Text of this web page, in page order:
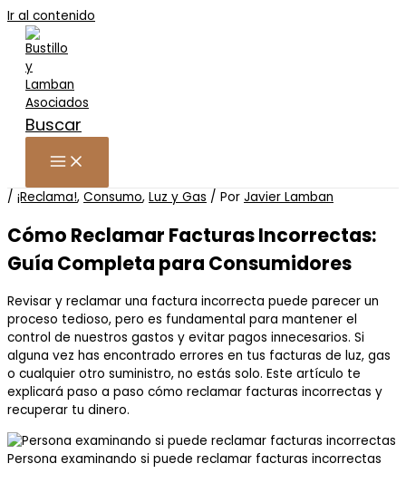
Ir al contenido
Buscar
/ ¡Reclama!, Consumo, Luz y Gas / Por Javier Lamban
Cómo Reclamar Facturas Incorrectas:
Guía Completa para Consumidores
Revisar y reclamar una factura incorrecta puede parecer un
proceso tedioso, pero es fundamental para mantener el
control de nuestros gastos y evitar pagos innecesarios. Si
alguna vez has encontrado errores en tus facturas de luz, gas
o cualquier otro suministro, no estás solo. Este artículo te
explicará paso a paso cómo reclamar facturas incorrectas y
recuperar tu dinero.
Persona examinando si puede reclamar facturas incorrectas